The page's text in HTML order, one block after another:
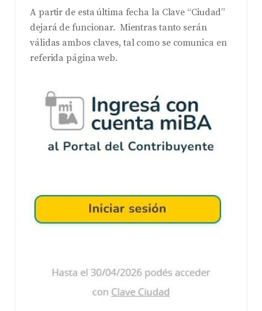
A partir de esta última fecha la Clave “Ciudad”
dejará de funcionar. Mientras tanto serán
válidas ambos claves, tal como se comunica en
referida página web.